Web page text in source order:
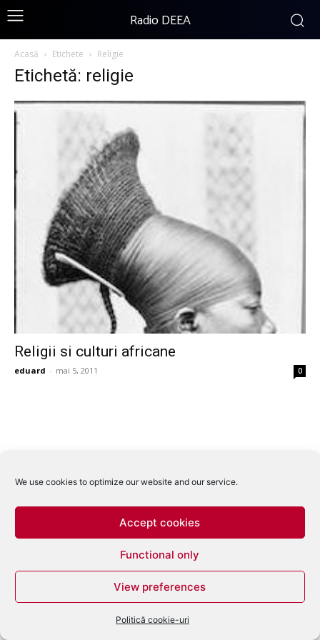
We use cookies to optimize our website and our service.
Accept cookies
Functional only
View preferences
Politică cookie-uri
Radio DEEA
Acasă Etichete Religie
Etichetă: religie
Religii si culturi africane
eduard - mai 5, 2011 0